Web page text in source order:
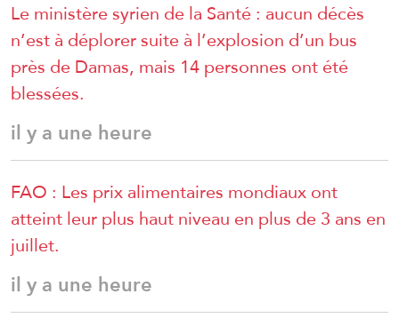
Le ministère syrien de la Santé : aucun décès
n’est à déplorer suite à l’explosion d’un bus
près de Damas, mais 14 personnes ont été
blessées.
il y a une heure
FAO : Les prix alimentaires mondiaux ont
atteint leur plus haut niveau en plus de 3 ans en
juillet.
il y a une heure